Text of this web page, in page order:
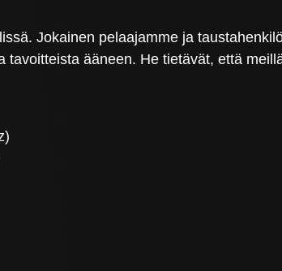
Jokainen pelaajamme ja
ääneen. He tietävät, että